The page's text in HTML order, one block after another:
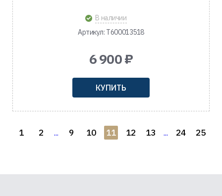
В наличии
Артикул: T600013518
6 900 ₽
КУПИТЬ
1 2 ... 9 10 11 12 13 ... 24 25